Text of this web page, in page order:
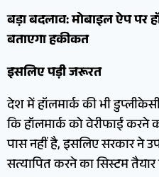
बड़ा बदलाव: मोबाइल ऐप पर
बताएगा हकीकत
इसलिए पड़ी जरूरत
देश में हॉलमार्क की भी
कि हॉलमार्क को वेरीफाई करने
पास नहीं है, इसलिए सरकार ने
सत्यापित करने का सिस्टम तैयार